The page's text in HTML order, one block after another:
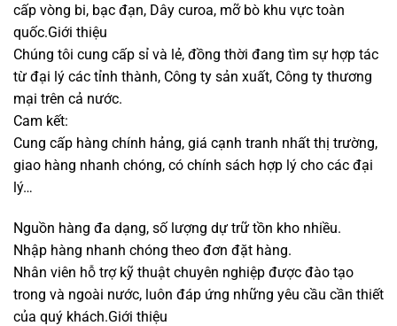
cấp vòng bi, bạc đạn, Dây curoa, mỡ bò khu vực toàn
quốc.Giới thiệu
Chúng tôi cung cấp sỉ và lẻ, đồng thời đang tìm sự hợp tác
từ đại lý các tỉnh thành, Công ty sản xuất, Công ty thương
mại trên cả nước.
Cam kết:
Cung cấp hàng chính hảng, giá cạnh tranh nhất thị trường,
giao hàng nhanh chóng, có chính sách hợp lý cho các đại
lý…
Nguồn hàng đa dạng, số lượng dự trữ tồn kho nhiều.
Nhập hàng nhanh chóng theo đơn đặt hàng.
Nhân viên hỗ trợ kỹ thuật chuyên nghiệp được đào tạo
trong và ngoài nước, luôn đáp ứng những yêu cầu cần thiết
của quý khách.Giới thiệu